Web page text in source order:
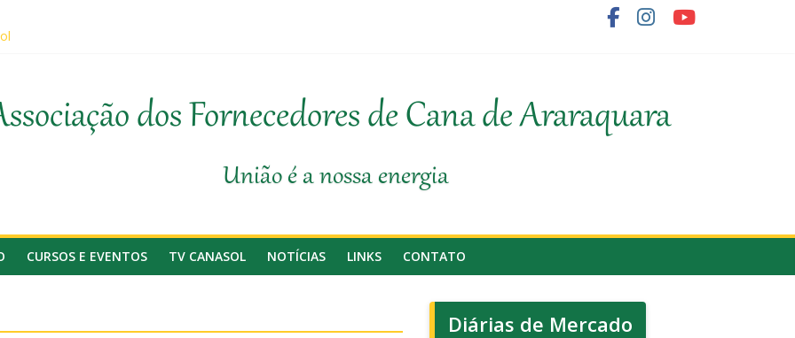
1ª Edição do Fator Biológico da Canaplan
da Coopercitrus Expo 2026dos Fornecedores de Cana de Araraquara
União é a nossa energia
CURSOS E EVENTOS TV CANASOL NOTÍCIAS LINKS CONTATO
Diárias de Mercado